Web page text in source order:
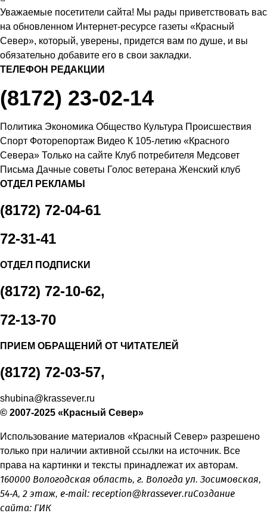
Уважаемые посетители сайта! Мы рады приветствовать вас
на обновленном Интернет-ресурсе газеты «Красный
Север», который, уверены, придется вам по душе, и вы
обязательно добавите его в свои закладки.
ТЕЛЕФОН РЕДАКЦИИ
(8172) 23-02-14
Политика Экономика Общество Культура Происшествия
Спорт Фоторепортаж Видео К 105-летию «Красного
Севера» Только на сайте Клуб потребителя Медсовет
Письма Дачные советы Голос ветерана Женский клуб
ОТДЕЛ РЕКЛАМЫ
(8172) 72-04-61
72-31-41
ОТДЕЛ ПОДПИСКИ
(8172) 72-10-62,
72-13-70
ПРИЕМ ОБРАЩЕНИЙ ОТ ЧИТАТЕЛЕЙ
(8172) 72-03-57,
shubina@krassever.ru
© 2007-2025 «Красный Север»
Использование материалов «Красный Север» разрешено
только при наличии активной ссылки на источник. Все
права на картинки и тексты принадлежат их авторам.
160000 Вологодская область, г. Вологда ул. Зосимовская,
54-А, 2 этаж, e-mail: reception@krassever.ruСоздание
сайта: ГИК